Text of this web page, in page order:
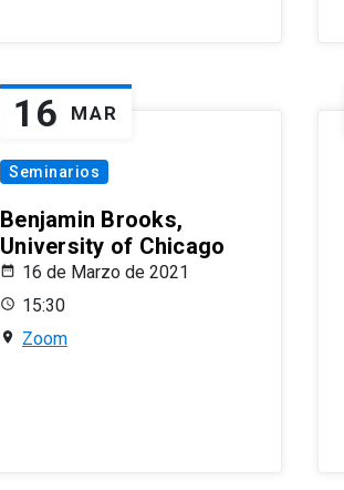
16 MAR
Seminarios
Benjamin Brooks,
University of Chicago
16 de Marzo de 2021
15:30
Zoom